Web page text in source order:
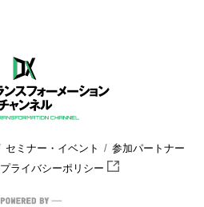
セミナー・イベント
参加パートナー
プライバシーポリシー